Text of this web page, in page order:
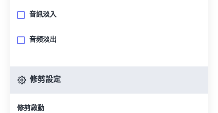
音訊淡入
音頻淡出
修剪設定
修剪啟動